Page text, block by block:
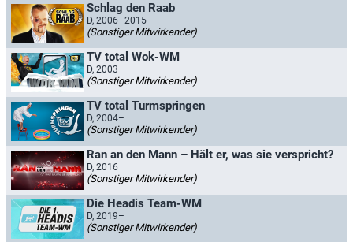
Schlag den Raab
D, 2006–2015
(Sonstiger Mitwirkender)
TV total Wok-WM
D, 2003–
(Sonstiger Mitwirkender)
TV total Turmspringen
D, 2004–
(Sonstiger Mitwirkender)
Ran an den Mann – Hält er, was sie verspricht?
D, 2016
(Sonstiger Mitwirkender)
Die Headis Team-WM
D, 2019–
(Sonstiger Mitwirkender)